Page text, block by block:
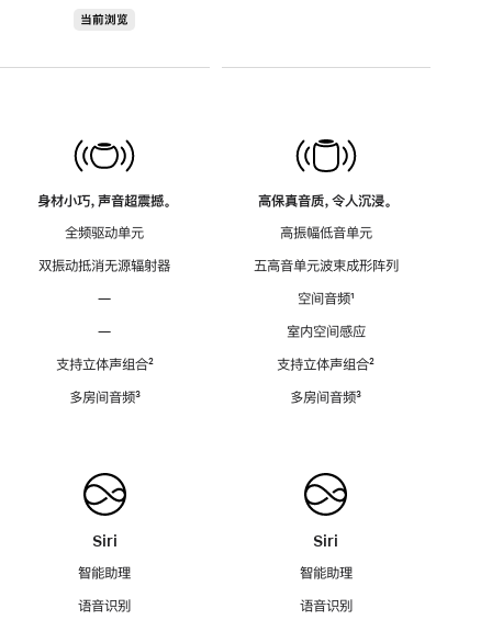
当前浏览
身材小巧，声音超震撼。
全频驱动单元
双振动抵消无源辐射器
—
—
支持立体声组合脚
²
多房间音频脚
³
Siri
智能助理
语音识别
高保真音质，令人沉浸。
高振幅低音单元
五高音单元波束成形阵列
空间音频脚
¹
室内空间感应
支持立体声组合脚
²
多房间音频脚
³
Siri
智能助理
语音识别